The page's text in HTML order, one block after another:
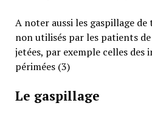
A noter aussi les gaspillage
non utilisés par les patients de
jetées, par exemple celles des
périmées (3)
Le gaspillage